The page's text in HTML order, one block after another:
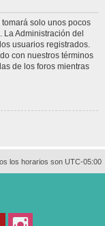
solo unos pocos
La Administración del
usuarios registrados.
con nuestros términos
de los foros mientras
los horarios son UTC-05:00